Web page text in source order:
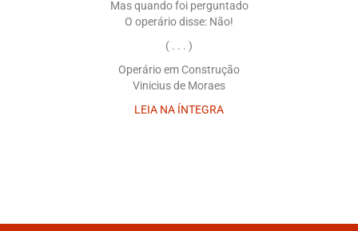
Mas quando foi perguntado
O operário disse: Não!
( . . . )
Operário em Construção
Vinicius de Moraes
LEIA NA ÍNTEGRA